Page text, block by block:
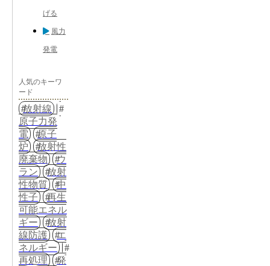
げる
風力
発電
人気のキーワ
ード
放射線
原子力発
電
原子
炉
放射性
廃棄物
ウ
ラン
放射
性物質
中
性子
再生
可能エネル
ギー
放射
線防護
エ
ネルギー
再処理
発